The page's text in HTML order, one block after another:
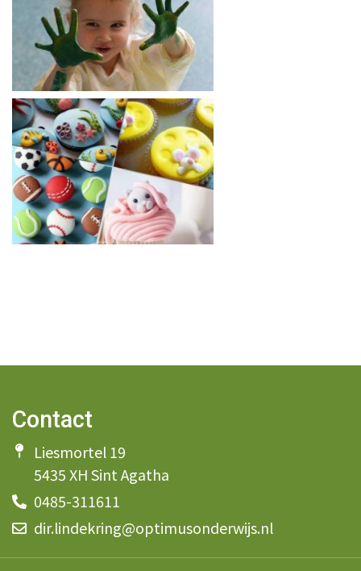
Contact
Liesmortel 19
5435 XH Sint Agatha
0485-311611
dir.lindekring@optimusonderwijs.nl